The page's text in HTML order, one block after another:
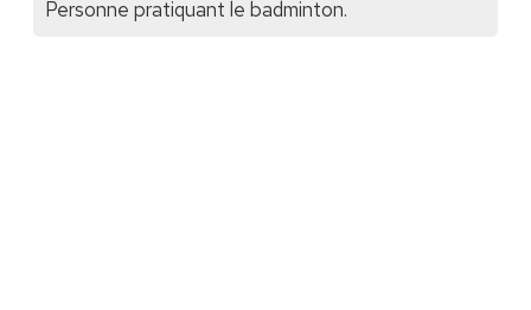
Personne pratiquant le badminton.